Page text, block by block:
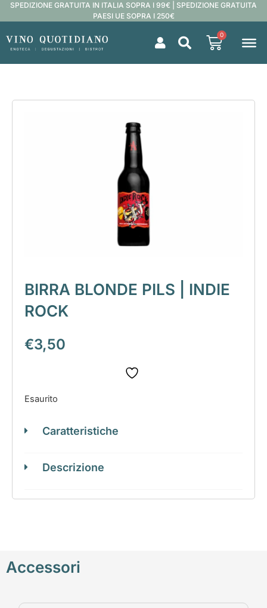
SPEDIZIONE GRATUITA IN ITALIA SOPRA I 99€ | SPEDIZIONE GRATUITA
PAESI UE SOPRA I 250€
0
BIRRA BLONDE PILS | INDIE
ROCK
€3,50
Esaurito
Caratteristiche
Descrizione
Accessori